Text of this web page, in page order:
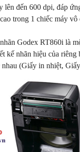
lên đến 600 dpi, đáp
trong 1 chiếc máy vô
Godex RT860i là
kế nhãn hiệu của riêng
nhau (Giấy in nhiệt,